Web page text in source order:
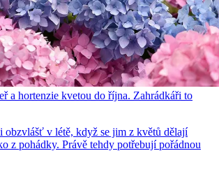
a hortenzie kvetou do října. Zahrádkáři to
obzvlášť v létě, když se jim z květů dělají
z pohádky. Právě tehdy potřebují pořádnou